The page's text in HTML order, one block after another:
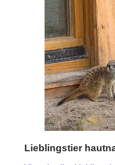
Lieblingstier